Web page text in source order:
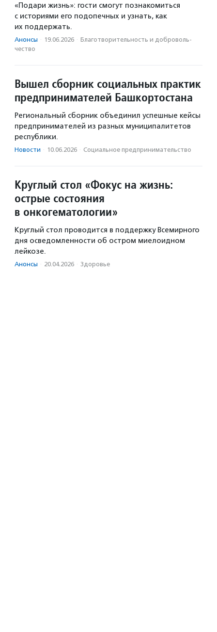
«Подари жизнь»: гости смогут познакомиться
с историями его подопечных и узнать, как
их поддержать.
Анонсы · 19.06.2026 · Благотвори­тель­ность и доброволь­
чест­во
Вышел сборник социальных практик
предпринимателей Башкортостана
Региональный сборник объединил успешные кейсы
предпринимателей из разных муниципалитетов
республики.
Новости · 10.06.2026 · Социальное предпри­нима­тель­ство
Круглый стол «Фокус на жизнь:
острые состояния
в онкогематологии»
Круглый стол проводится в поддержку Всемирного
дня осведомленности об остром миелоидном
лейкозе.
Анонсы · 20.04.2026 · Здоровье